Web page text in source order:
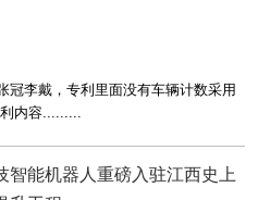
冠李戴，专利里面没有车辆计数采用
内容.........
智能机器人重磅入驻江西史上